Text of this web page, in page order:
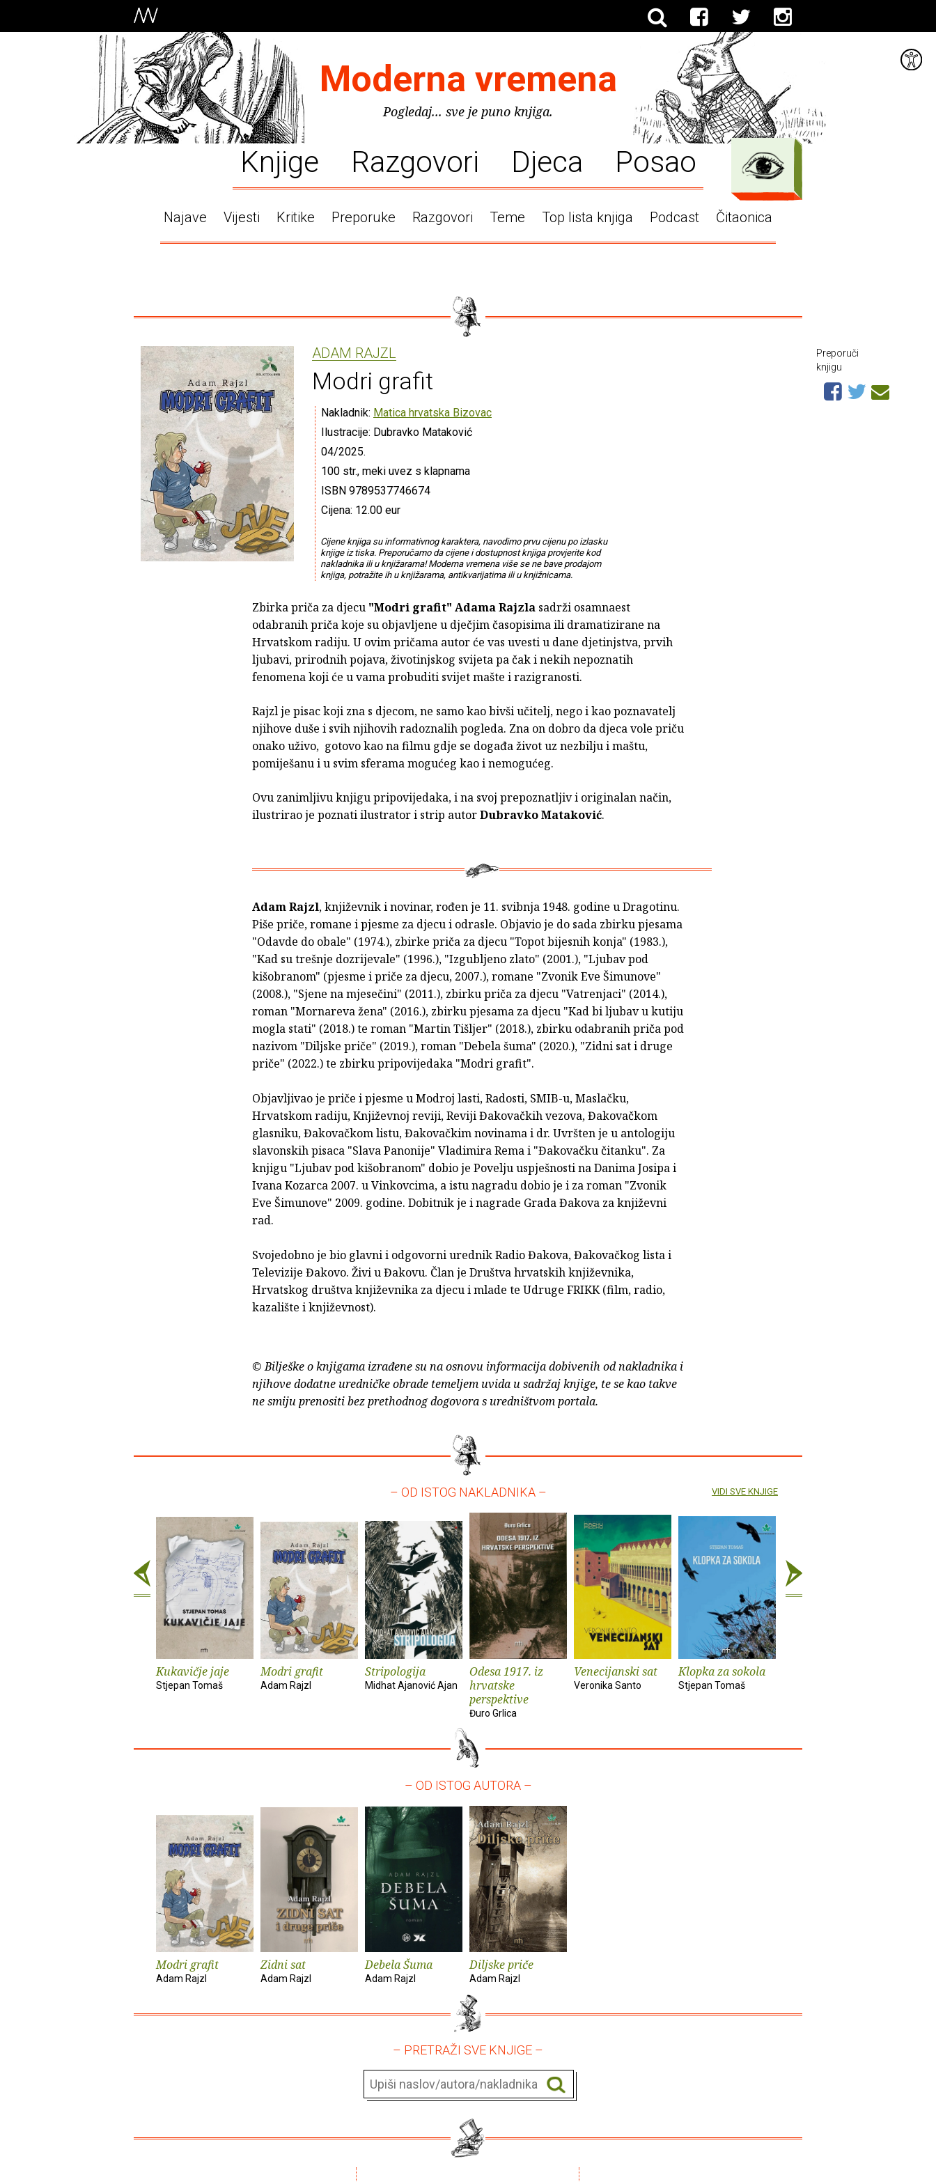
Moderna vremena
Pogledaj... sve je puno knjiga.
Knjige Razgovori Djeca Posao
Najave Vijesti Kritike Preporuke Razgovori Teme Top lista knjiga Podcast Čitaonica
ADAM RAJZL
Modri grafit
Nakladnik: Matica hrvatska Bizovac
Ilustracije: Dubravko Mataković
04/2025.
100 str., meki uvez s klapnama
ISBN 9789537746674
Cijena: 12.00 eur
Cijene knjiga su informativnog karaktera, navodimo prvu cijenu po izlasku
knjige iz tiska. Preporučamo da cijene i dostupnost knjiga provjerite kod
nakladnika ili u knjižarama! Moderna vremena više se ne bave prodajom
knjiga, potražite ih u knjižarama, antikvarijatima ili u knjižnicama.
Zbirka priča za djecu "Modri grafit" Adama Rajzla sadrži osamnaest
odabranih priča koje su objavljene u dječjim časopisima ili dramatizirane na
Hrvatskom radiju. U ovim pričama autor će vas uvesti u dane djetinjstva, prvih
ljubavi, prirodnih pojava, životinjskog svijeta pa čak i nekih nepoznatih
fenomena koji će u vama probuditi svijet mašte i razigranosti.
Rajzl je pisac koji zna s djecom, ne samo kao bivši učitelj, nego i kao poznavatelj
njihove duše i svih njihovih radoznalih pogleda. Zna on dobro da djeca vole priču
onako uživo, gotovo kao na filmu gdje se događa život uz nezbilju i maštu,
pomiješanu i u svim sferama mogućeg kao i nemogućeg.
Ovu zanimljivu knjigu pripovijedaka, i na svoj prepoznatljiv i originalan način,
ilustrirao je poznati ilustrator i strip autorDubravko Mataković.
Adam Rajzl, književnik i novinar, rođen je 11. svibnja 1948. godine u Dragotinu.
Piše priče, romane i pjesme za djecu i odrasle. Objavio je do sada zbirku pjesama
"Odavde do obale" (1974.), zbirke priča za djecu "Topot bijesnih konja" (1983.),
"Kad su trešnje dozrijevale" (1996.), "Izgubljeno zlato" (2001.), "Ljubav pod
kišobranom" (pjesme i priče za djecu, 2007.), romane "Zvonik Eve Šimunove"
(2008.), "Sjene na mjesečini" (2011.), zbirku priča za djecu "Vatrenjaci" (2014.),
roman "Mornareva žena" (2016.), zbirku pjesama za djecu "Kad bi ljubav u kutiju
mogla stati" (2018.) te roman "Martin Tišljer" (2018.), zbirku odabranih priča pod
nazivom "Diljske priče" (2019.), roman "Debela šuma" (2020.), "Zidni sat i druge
priče" (2022.) te zbirku pripovijedaka "Modri grafit".
Objavljivao je priče i pjesme u Modroj lasti, Radosti, SMIB-u, Maslačku,
Hrvatskom radiju, Književnoj reviji, Reviji Đakovačkih vezova, Đakovačkom
glasniku, Đakovačkom listu, Đakovačkim novinama i dr. Uvršten je u antologiju
slavonskih pisaca "Slava Panonije" Vladimira Rema i "Đakovačku čitanku". Za
knjigu "Ljubav pod kišobranom" dobio je Povelju uspješnosti na Danima Josipa i
Ivana Kozarca 2007. u Vinkovcima, a istu nagradu dobio je i za roman "Zvonik
Eve Šimunove" 2009. godine. Dobitnik je i nagrade Grada Đakova za književni
rad.
Svojedobno je bio glavni i odgovorni urednik Radio Đakova, Đakovačkog lista i
Televizije Đakovo. Živi u Đakovu. Član je Društva hrvatskih književnika,
Hrvatskog društva književnika za djecu i mlade te Udruge FRIKK (film, radio,
kazalište i književnost).
© Bilješke o knjigama izrađene su na osnovu informacija dobivenih od nakladnika i
njihove dodatne uredničke obrade temeljem uvida u sadržaj knjige, te se kao takve
ne smiju prenositi bez prethodnog dogovora s uredništvom portala.
Preporuči
knjigu
– OD ISTOG NAKLADNIKA –
Kukavičje jaje
Stjepan Tomaš
Modri grafit
Adam Rajzl
Stripologija
Midhat Ajanović Ajan
Odesa 1917. iz
hrvatske
perspektive
Đuro Grlica
Venecijanski sat
Veronika Santo
Klopka za sokola
Stjepan Tomaš
VIDI SVE KNJIGE
– OD ISTOG AUTORA –
Modri grafit
Adam Rajzl
Zidni sat
Adam Rajzl
Debela Šuma
Adam Rajzl
Diljske priče
Adam Rajzl
– PRETRAŽI SVE KNJIGE –